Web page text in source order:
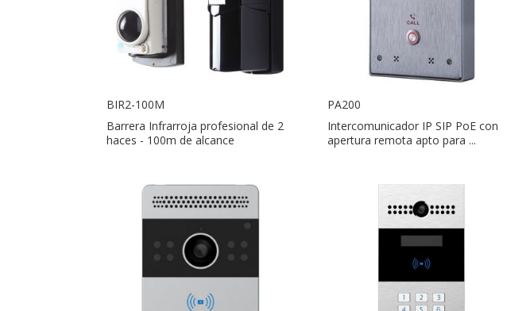
BIR2-100M
Barrera Infrarroja profesional de 2
haces - 100m de alcance
PA200
Intercomunicador IP SIP PoE con
apertura remota apto para ...